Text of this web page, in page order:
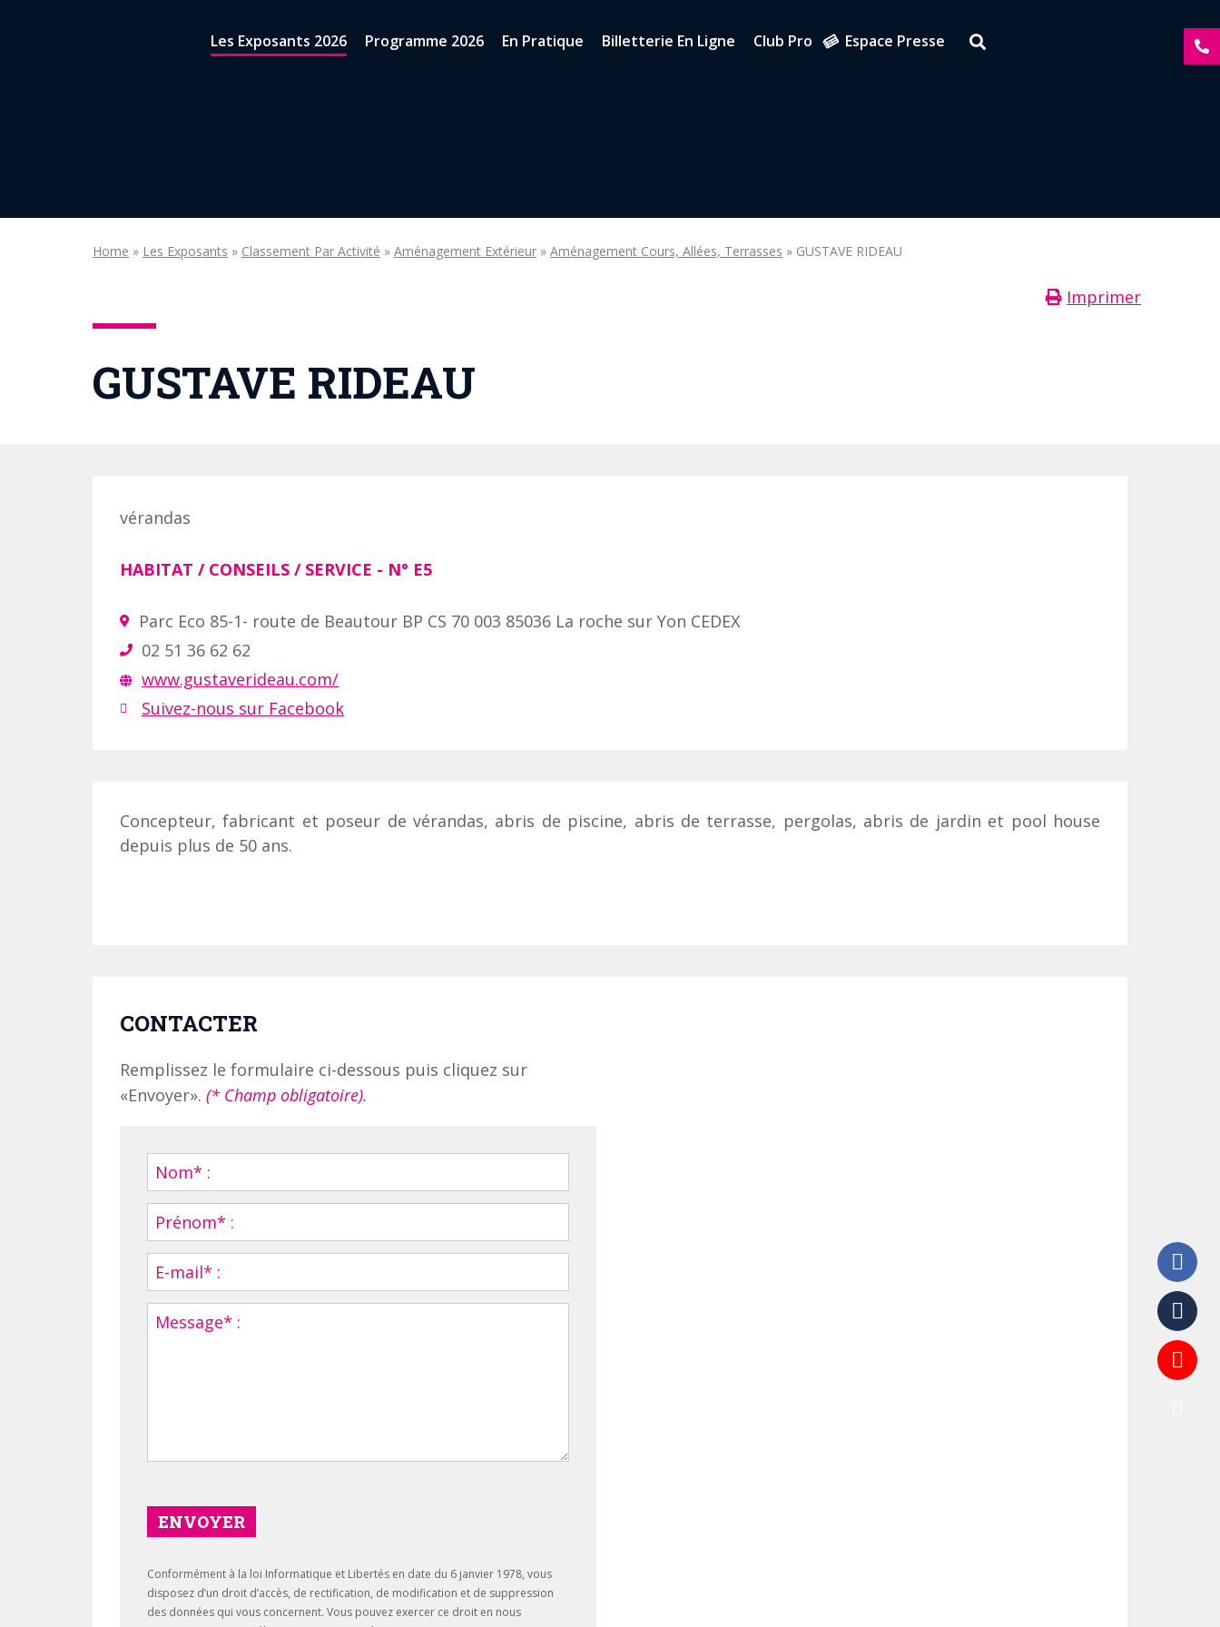
Les Exposants 2026 Programme 2026 En Pratique Billetterie En Ligne Club Pro Espace Presse
Home » Les Exposants » Classement Par Activité » Aménagement Extérieur » Aménagement Cours, Allées, Terrasses » GUSTAVE RIDEAU
Imprimer
GUSTAVE RIDEAU
vérandas
HABITAT / CONSEILS / SERVICE - N° E5
Parc Eco 85-1- route de Beautour BP CS 70 003 85036 La roche sur Yon CEDEX
02 51 36 62 62
www.gustaverideau.com/
Suivez-nous sur Facebook
Concepteur, fabricant et poseur de vérandas, abris de piscine, abris de terrasse, pergolas, abris de jardin et pool house
depuis plus de 50 ans.
CONTACTER
Remplissez le formulaire ci-dessous puis cliquez sur
«Envoyer». (* Champ obligatoire).
ENVOYER
Conformément à la loi Informatique et Libertés en date du 6 janvier 1978, vous
disposez d’un droit d’accès, de rectification, de modification et de suppression
des données qui vous concernent. Vous pouvez exercer ce droit en nous